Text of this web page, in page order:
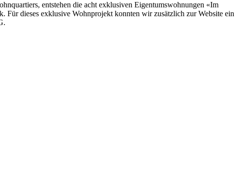
entstehen die acht exklusiven Eigentumswohnungen «Im
Für dieses exklusive Wohnprojekt konnten wir zusätzlich zur Website ein